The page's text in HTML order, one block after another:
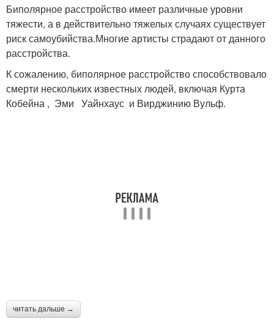
Биполярное расстройство имеет различные уровни
тяжести, а в действительно тяжелых случаях существует
риск самоубийства.Многие артисты страдают от данного
расстройства.
К сожалению, биполярное расстройство способствовало
смерти нескольких известных людей, включая Курта
Кобейна , Эми Уайнхаус и Вирджинию Вульф.
читать дальше →